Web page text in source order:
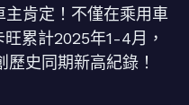
肯定！不僅在乘用車
累計2025年1-4月，
歷史同期新高紀錄！